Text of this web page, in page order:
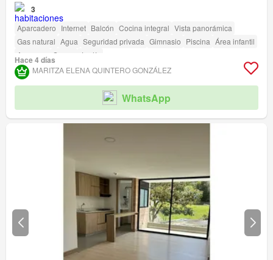
3
Aparcadero Internet Balcón Cocina integral Vista panorámica
Gas natural Agua Seguridad privada Gimnasio Piscina Área infantil
Ascensor
Sauna Jardín
Hace 4 días
MARITZA ELENA QUINTERO GONZÁLEZ
WhatsApp